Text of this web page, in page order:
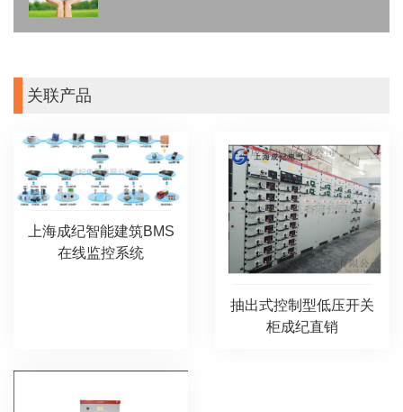
关联产品
上海成纪智能建筑BMS
在线监控系统
抽出式控制型低压开关
柜成纪直销